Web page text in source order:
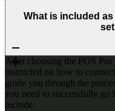
What is included
After choosing the POS
instructed on how to
guide you through the
you need to successfully
include: